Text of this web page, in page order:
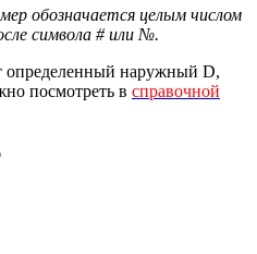
обозначается целым числом
символа # или №.
определенный наружный D,
посмотреть в справочной